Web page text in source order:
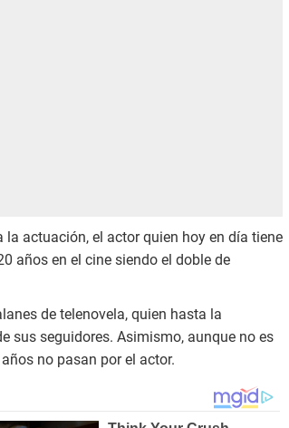
la actuación, el actor quien hoy en día tiene
años en el cine siendo el doble de
de telenovela, quien hasta la
sus seguidores. Asimismo, aunque no es
no pasan por el actor.